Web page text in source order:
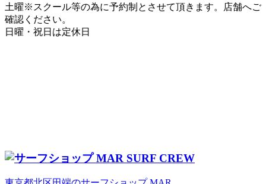
土曜※スクール等の為に予約制とさせて頂きます。店舗へご
確認ください。
日曜・祝日は定休日